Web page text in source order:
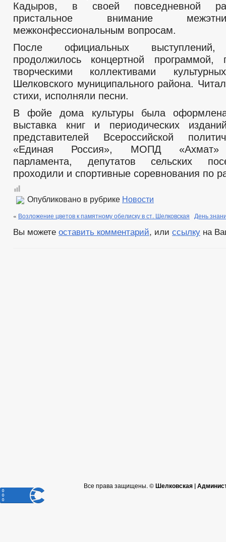
Кадыров, в своей повседневной
пристальное внимание
межконфессиональным вопросам.
После официальных выступлений,
продолжилось концертной программой,
творческими коллективами
Шелковского муниципального района.
стихи, исполняли песни.
В фойе дома культуры была оформлена
выставка книг и периодических
представителей Всероссийской
«Единая Россия», МОПД «Ахмат»
парламента, депутатов сельских
проходили и спортивные соревнования по
Опубликовано в рубрике Новости
« Возложение цветов к памятному обелиску в ст. Шелковская День
Вы можете оставить комментарий, или ссылку на
Все права защищены. ©Шелковская |